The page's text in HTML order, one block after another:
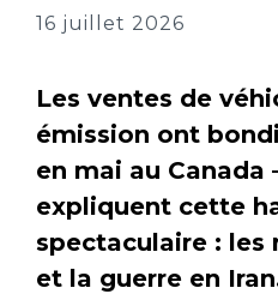
16 juillet 2026
Les ventes de
émission ont
en mai au
expliquent cette
spectaculaire : les
et la guerre en